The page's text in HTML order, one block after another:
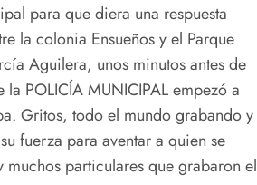
para que diera una respuesta
la colonia Ensueños y el Parque
Aguilera, unos minutos antes de
POLICÍA MUNICIPAL empezó a
Gritos, todo el mundo grabando y
fuerza para aventar a quien se
particulares que grabaron el